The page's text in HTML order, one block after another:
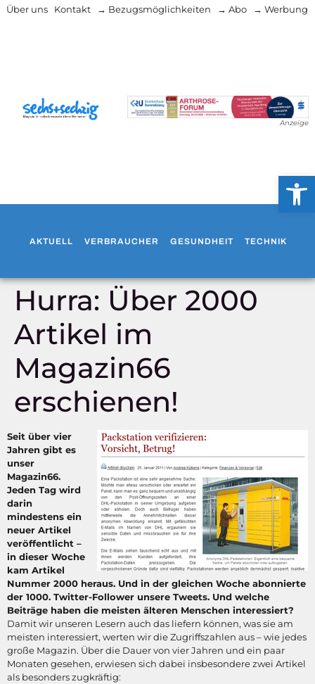
Über uns Kontakt → Bezugsmöglichkeiten → Abo → Werbung
Anzeige
AKTUELL VERBRAUCHER GESUNDHEIT TECHNIK
Hurra: Über 2000
Artikel im
Magazin66
erschienen!
Seit über vier
Jahren gibt es
unser
Magazin66.
Jeden Tag wird
darin
mindestens ein
neuer Artikel
veröffentlicht –
in dieser Woche
kam Artikel
Nummer 2000 heraus. Und in der gleichen Woche abonnierte
der 1000. Twitter-Follower unsere Tweets. Und welche
Beiträge haben die meisten älteren Menschen interessiert?
Damit wir unseren Lesern auch das liefern können, was sie am
meisten interessiert, werten wir die Zugriffszahlen aus – wie jedes
große Magazin. Über die Dauer von vier Jahren und ein paar
Monaten gesehen, erwiesen sich dabei insbesondere zwei Artikel
als besonders zugkräftig: